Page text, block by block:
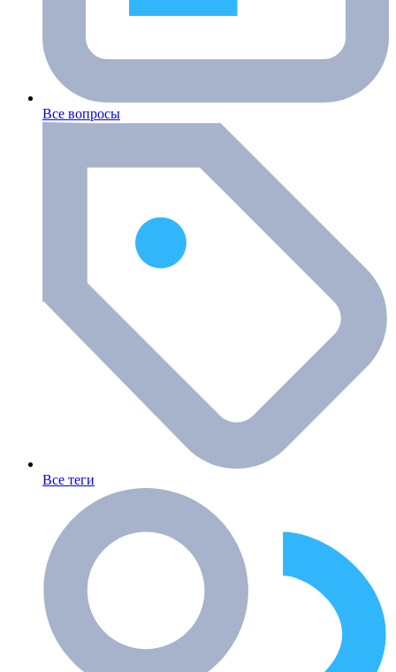
Все вопросы
Все теги